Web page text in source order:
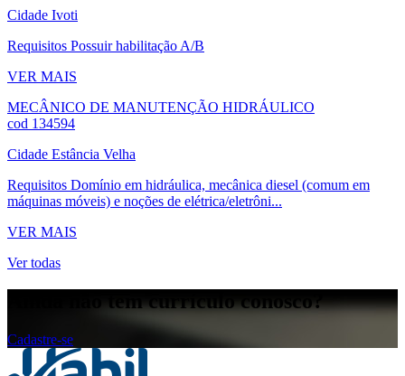
Cidade Ivoti
Requisitos Possuir habilitação A/B
VER MAIS
MECÂNICO DE MANUTENÇÃO HIDRÁULICO
cod 134594
Cidade Estância Velha
Requisitos Domínio em hidráulica, mecânica diesel (comum em
máquinas móveis) e noções de elétrica/eletrôni...
VER MAIS
Ver todas
Ainda não tem currículo conosco?
Cadastre-se